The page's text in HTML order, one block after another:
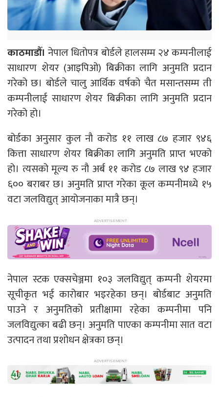
काठमाडौँ। नेपाल धितोपत्र बोर्डले हालसम्म २४ कम्पनीलाई
साधारण शेयर (आइपिओ) बिक्रीका लागि अनुमति प्रदान
गरेको छ। बोर्डले चालु आर्थिक वर्षको चैत मसान्तसम्म ती
कम्पनीलाई साधारण शेयर बिक्रीका लागि अनुमति प्रदान
गरेको हो।
बोर्डका अनुसार कुल नौ करोड ११ लाख ८७ हजार ९४६
कित्ता साधारण शेयर बिक्रीका लागि अनुमति प्राप्त भएको
हो। त्यसको मूल्य रु नौ अर्ब ११ करोड ८७ लाख ९४ हजार
६०० बराबर छ। अनुमति प्राप्त गरेका कूल कम्पनीमध्ये १५
वटा जलविद्युत् आयोजनाका मात्रै छन्।
नेपाल स्टक एक्सचेञ्जमा १०३ जलविद्युत् कम्पनी शेयरमा
सूचीकृत भई कारोबार भइरहेका छन्। बोर्डबाट अनुमति
पाउने र अनुमतिको प्रतीक्षामा रहेका कम्पनीमा पनि
जलविद्युत्का बढी छन्। अनुमति पाएका कम्पनीमा सात वटा
उत्पादन तथा प्रशोधन क्षेत्रका छन्।